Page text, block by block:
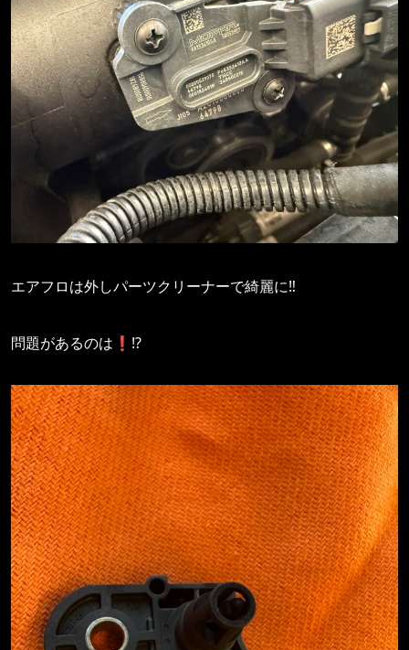
エアフロは外しパーツクリーナーで綺麗に‼️
問題があるのは❗️⁉️